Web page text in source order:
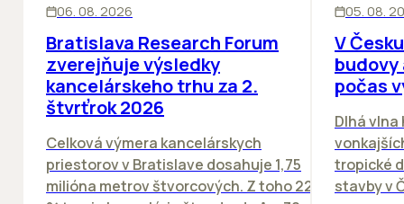
06. 08. 2026
Bratislava Research Forum
zverejňuje výsledky
kancelárskeho trhu za 2.
štvrťrok 2026
Celková výmera kancelárskych
priestorov v Bratislave dosahuje 1,75
milióna metrov štvorcových. Z toho 22
05. 08.
V
počas
Dlhá
tropické
stavby v